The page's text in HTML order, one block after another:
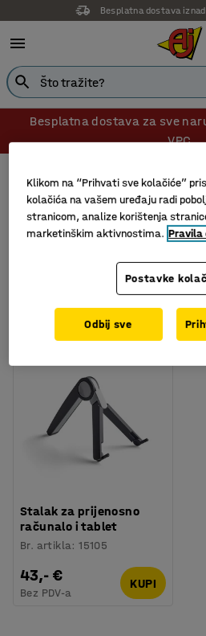
Besplatna dostava
Besplatna dostava za sve
VPC
Stalci za prijenosno
1 proizvoda
Stalak za prijenosno
računalo i tablet
Br. artikla:15105
43,- €
Bez PDV-a
KUPI
Klikom na “Prihvati sve kolačiće”
kolačića na vašem uređaju radi
stranicom, analize korištenja
marketinškim aktivnostima. Pravila
Postavke
Odbij sve